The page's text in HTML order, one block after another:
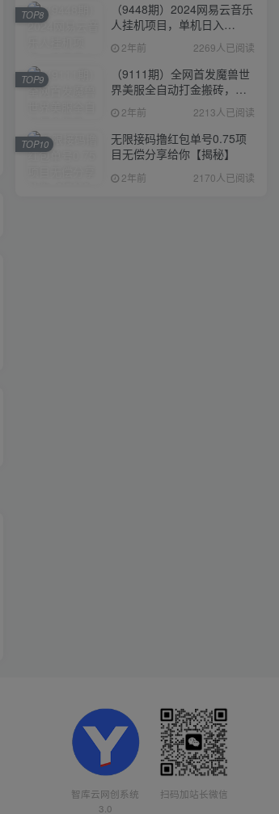
（9448期）2024网易云音乐
人挂机项目，单机日入
150+，无脑月入5000+
2年前 2269人已阅读
TOP8
（9111期）全网首发魔兽世
界美服全自动打金搬砖，日
入1000+，简单好操作，保
姆级教学
2年前 2213人已阅读
TOP9
无限接码撸红包单号0.75项
目无偿分享给你【揭秘】
2年前 2170人已阅读
TOP10
智库云网创系统
3.0
扫码加站长微信